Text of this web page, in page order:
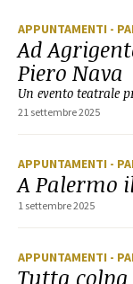
APPUNTAMENTI -
Ad
Piero Nava
Un evento teatrale
21 settembre 2025
APPUNTAMENTI -
A Palermo
1 settembre 2025
APPUNTAMENTI -
Tutta colpa